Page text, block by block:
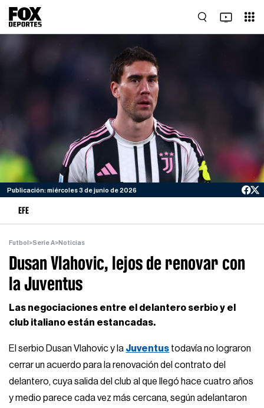
Publicación: miércoles 3 de junio de 2026
EFE
Futbol >Serie A>Noticias
Dusan Vlahovic, lejos de renovar con
la Juventus
Las negociaciones entre el delantero serbio y el
club italiano están estancadas.
El serbio Dusan Vlahovic y la Juventus todavía no lograron
cerrar un acuerdo para la renovación del contrato del
delantero, cuya salida del club al que llegó hace cuatro años
y medio parece cada vez más cercana, según adelantaron